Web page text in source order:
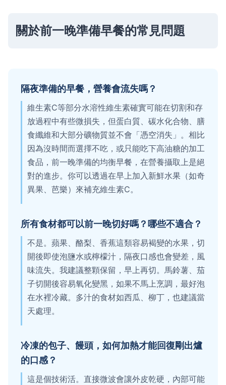
關於前一晚準備早餐的常見問題
隔夜準備的早餐，營養會流失嗎？
維生素C等部分水溶性維生素確實可能在切割和存
放過程中有些微損失，但蛋白質、碳水化合物、膳
食纖維和大部分礦物質並不會「憑空消失」。相比
因為沒時間而選擇不吃，或只能吃下高油糖的加工
食品，前一晚準備的均衡早餐，在營養攝取上是絕
對的進步。你可以透過在早上加入新鮮水果（如奇
異果、芭樂）來補充維生素C。
所有食材都可以前一晚切好嗎？哪些不適合？
不是。蘋果、酪梨、香蕉這類容易褐變的水果，切
開後即使泡鹽水或檸檬汁，隔夜口感也會變差，風
味流失。我建議整顆保留，早上再切。馬鈴薯、茄
子切開後容易氧化變黑，如果不馬上烹調，最好泡
在水裡冷藏。多汁的食材如西瓜、柳丁，也建議當
天處理。
冷凍的包子、饅頭，如何加熱才能回復剛出爐
的口感？
這是個技術活。直接微波會讓外皮乾硬，內部可能